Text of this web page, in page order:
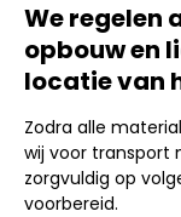
We regelen
opbouw en
locatie van
Zodra alle
wij voor transport
zorgvuldig op
voorbereid.